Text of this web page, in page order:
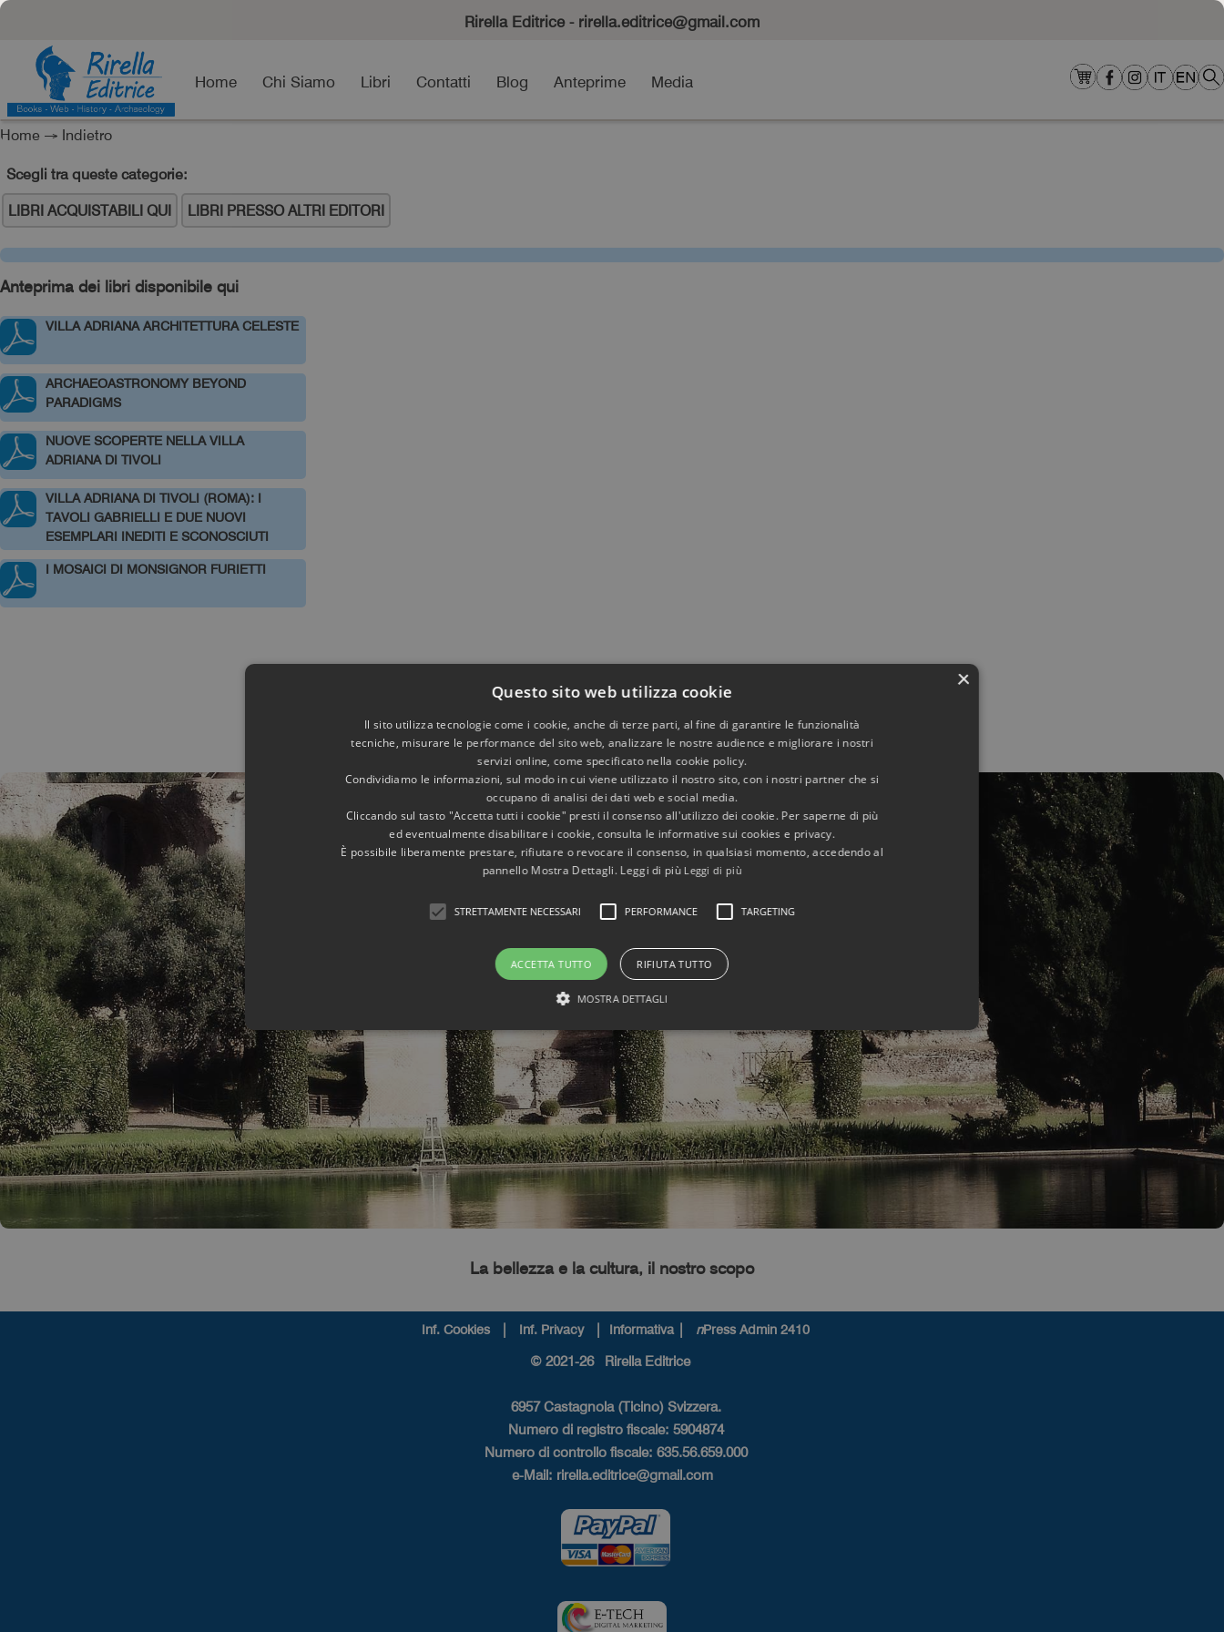
Rirella Editrice - rirella.editrice@gmail.com
Home Chi Siamo Libri Contatti Blog Anteprime Media
Home → Indietro
Scegli tra queste categorie:
LIBRI ACQUISTABILI QUI
LIBRI PRESSO ALTRI EDITORI
Anteprima dei libri disponibile qui
VILLA ADRIANA ARCHITETTURA CELESTE
ARCHAEOASTRONOMY BEYOND
PARADIGMS
NUOVE SCOPERTE NELLA VILLA
ADRIANA DI TIVOLI
VILLA ADRIANA DI TIVOLI (ROMA): I
TAVOLI GABRIELLI E DUE NUOVI
ESEMPLARI INEDITI E SCONOSCIUTI
I MOSAICI DI MONSIGNOR FURIETTI
La bellezza e la cultura, il nostro scopo
Inf. Cookies | Inf. Privacy| Informativa | nPress Admin 2410
© 2021-26 Rirella Editrice
6957 Castagnola (Ticino) Svizzera.
Numero di registro fiscale: 5904874
Numero di controllo fiscale: 635.56.659.000
e-Mail: rirella.editrice@gmail.com
×
Questo sito web utilizza cookie
Il sito utilizza tecnologie come i cookie, anche di terze parti, al fine di garantire le funzionalità
tecniche, misurare le performance del sito web, analizzare le nostre audience e migliorare i nostri
servizi online, come specificato nella cookie policy.
Condividiamo le informazioni, sul modo in cui viene utilizzato il nostro sito, con i nostri partner che si
occupano di analisi dei dati web e social media.
Cliccando sul tasto "Accetta tutti i cookie" presti il consenso all'utilizzo dei cookie. Per saperne di più
ed eventualmente disabilitare i cookie, consulta le informative sui cookies e privacy.
È possibile liberamente prestare, rifiutare o revocare il consenso, in qualsiasi momento, accedendo al
pannello Mostra Dettagli. Leggi di piùLeggi di più
STRETTAMENTE NECESSARI PERFORMANCE TARGETING
ACCETTA TUTTO RIFIUTA TUTTO
MOSTRA DETTAGLI